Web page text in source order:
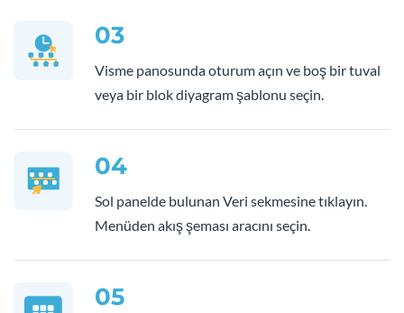
03
Visme panosunda oturum açın ve boş bir tuval
veya bir blok diyagram şablonu seçin.
04
Sol panelde bulunan Veri sekmesine tıklayın.
Menüden akış şeması aracını seçin.
05